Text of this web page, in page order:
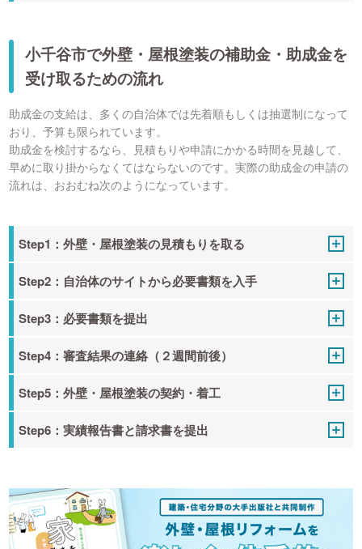
小千谷市で外壁・屋根塗装の補助金・助成金を
受け取るための流れ
助成金の支給は、多くの自治体では先着順もしくは抽選制になって
おり、予算も限られています。
助成金を検討するなら、見積もりや申請にかかる時間を見越して、
早めに取り掛からなくてはならないのです。実際の助成金の申請の
流れは、おおむね次のようになっています。
Step1：外壁・屋根塗装の見積もりを取る
Step2：自治体のサイトから必要書類を入手
Step3：必要書類を提出
Step4：審査結果の連絡（２週間前後）
Step5：外壁・屋根塗装の契約・着工
Step6：実績報告書と請求書を提出